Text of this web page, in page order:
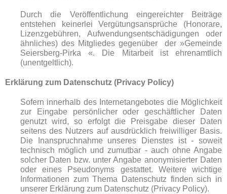
Durch die Veröffentlichung eingereichter Beiträge
entstehen keinerlei Vergütungsansprüche (Honorare,
Lizenzgebühren, Aufwendungsentschädigungen oder
ähnliches) des Mitgliedes gegenüber der »Gemeinde
Seiersberg-Pirka «. Die Mitarbeit ist ehrenamtlich
(unentgeltlich).
Erklärung zum Datenschutz (Privacy Policy)
Sofern innerhalb des Internetangebotes die Möglichkeit
zur Eingabe persönlicher oder geschäftlicher Daten
genutzt wird, so erfolgt die Preisgabe dieser Daten
seitens des Nutzers auf ausdrücklich freiwilliger Basis.
Die Inanspruchnahme unseres Dienstes ist - soweit
technisch möglich und zumutbar - auch ohne Angabe
solcher Daten bzw. unter Angabe anonymisierter Daten
oder eines Pseudonyms gestattet. Weitere wichtige
Informationen zum Thema Datenschutz finden sich in
unserer Erklärung zum Datenschutz (Privacy Policy).